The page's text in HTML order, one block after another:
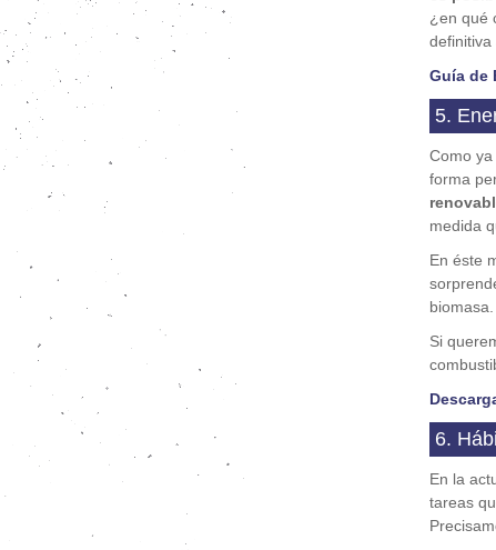
¿en qué
definitiva
Guía de
5.
Como
forma
medida
En éste
biomasa.
Si
6.
En la
tareas